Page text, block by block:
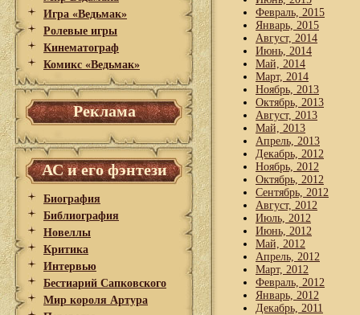
Игра «Ведьмак»
Ролевые игры
Кинематограф
Комикс «Ведьмак»
Реклама
АС и его фэнтези
Биография
Библиография
Новеллы
Критика
Интервью
Бестиарий Сапковского
Мир короля Артура
Февраль, 2015
Январь, 2015
Август, 2014
Июнь, 2014
Май, 2014
Март, 2014
Ноябрь, 2013
Октябрь, 2013
Август, 2013
Май, 2013
Апрель, 2013
Декабрь, 2012
Ноябрь, 2012
Октябрь, 2012
Сентябрь, 2012
Август, 2012
Июль, 2012
Июнь, 2012
Май, 2012
Апрель, 2012
Март, 2012
Февраль, 2012
Январь, 2012
Декабрь, 2011